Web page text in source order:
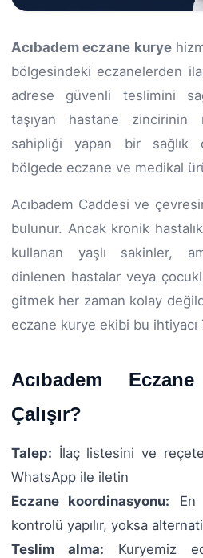
Acıbadem eczane kurye
bölgesindeki eczanelerden
adrese güvenli teslimini
taşıyan hastane
sahipliği yapan bir sağlık
bölgede eczane ve medikal
Acıbadem Caddesi ve
bulunur. Ancak kronik
kullanan yaşlı sakinler,
dinlenen hastalar veya
gitmek her zaman kolay
eczane kurye ekibi bu ihtiyacı
Acıbadem
Çalışır?
Talep: İlaç listesini ve
WhatsApp ile iletin
Eczane koordinasyonu: En
kontrolü yapılır, yoksa
Teslim alma: Kuryemiz